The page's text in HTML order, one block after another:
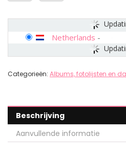
Netherlands -
Categorieën: Albums, fotolijsten en
Beschrijving
Aanvullende informatie